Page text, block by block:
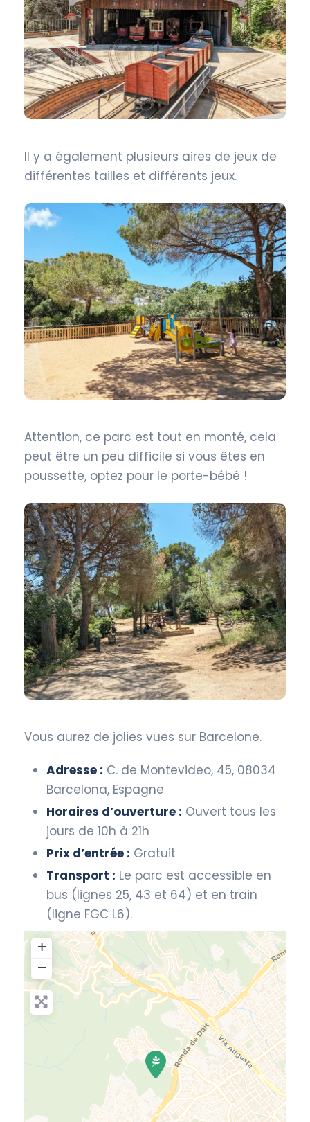
Il y a également plusieurs aires de jeux de
différentes tailles et différents jeux.
Attention, ce parc est tout en monté, cela
peut être un peu difficile si vous êtes en
poussette, optez pour le porte-bébé !
Vous aurez de jolies vues sur Barcelone.
Adresse : C. de Montevideo, 45, 08034
Barcelona, Espagne
Horaires d’ouverture : Ouvert tous les
jours de 10h à 21h
Prix d’entrée : Gratuit
Transport : Le parc est accessible en
bus (lignes 25, 43 et 64) et en train
(ligne FGC L6).
+
−